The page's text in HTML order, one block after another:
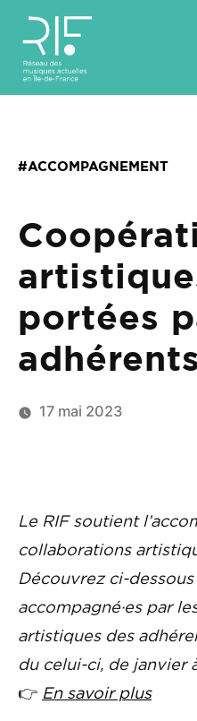
#ACCOMPAGNEMENT
portées
17 mai 2023
Le RIF soutient
collaborations
Découvrez ci-
accompagné·es par
artistiques des
du celui-ci, de janvier
👉 En savoir plus